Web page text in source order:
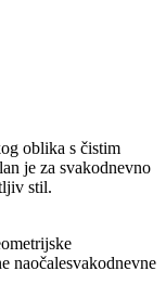
oblika s čistim
je za svakodnevno
stil.
naočalesvakodnevne